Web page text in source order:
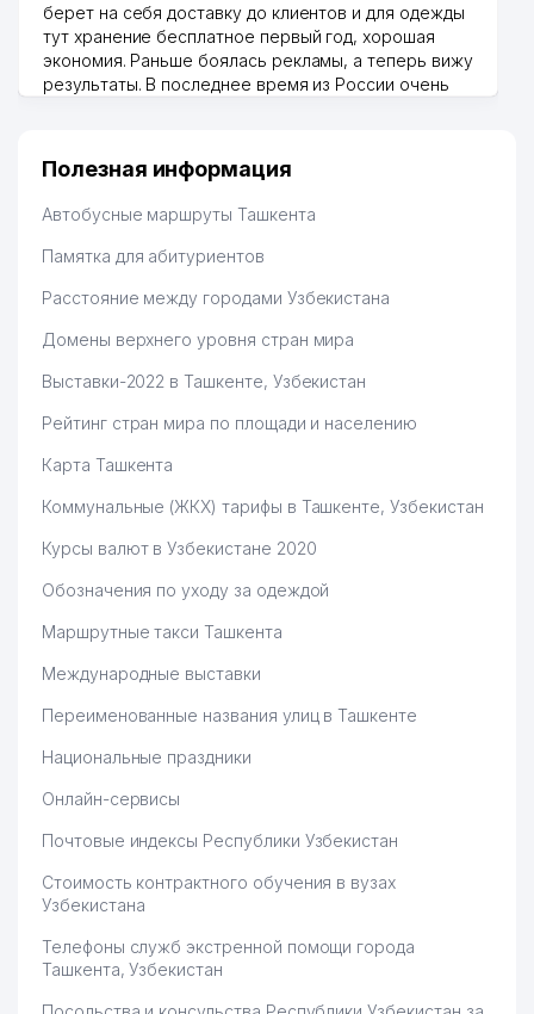
берет на себя доставку до клиентов и для одежды
тут хранение бесплатное первый год, хорошая
экономия. Раньше боялась рекламы, а теперь вижу
результаты. В последнее время из России очень
Hamida 03.08.2026 12:45:39
Полезная информация
Автобусные маршруты Ташкента
Памятка для абитуриентов
Расстояние между городами Узбекистана
Домены верхнего уровня стран мира
Выставки-2022 в Ташкенте, Узбекистан
Рейтинг стран мира по площади и населению
Карта Ташкента
Коммунальные (ЖКХ) тарифы в Ташкенте, Узбекистан
Курсы валют в Узбекистане 2020
Обозначения по уходу за одеждой
Маршрутные такси Ташкента
Международные выставки
Переименованные названия улиц в Ташкенте
Национальные праздники
Онлайн-сервисы
Почтовые индексы Республики Узбекистан
Стоимость контрактного обучения в вузах
Узбекистана
Телефоны служб экстренной помощи города
Ташкента, Узбекистан